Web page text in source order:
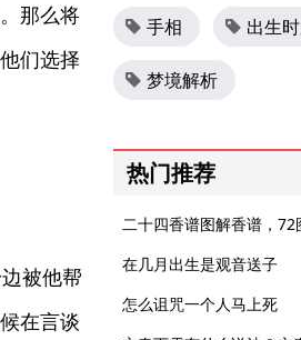
那么将
们选择
被他帮
在言谈
手相 出生
梦境解析
热门推荐
在几月出生是观音送子
怎么诅咒一个人马上死